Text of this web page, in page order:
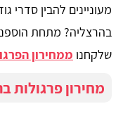
מעוניינים להבין סדרי
בהרצליה? מתחת
שלקחנו ממחירון
מחירון פרגולות